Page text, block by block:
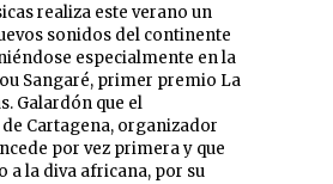
realiza este verano un
sonidos del continente
especialmente en la
Sangaré, primer premio La
Galardón que el
Cartagena, organizador
por vez primera y que
a la diva africana, por su